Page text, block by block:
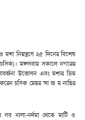
মশা নিয়ন্ত্রণে ২৫ দিনের বিশেষ
মঙ্গলবার সকালে নগরের
উত্তোলন এবং মশার ডিম
করেন চসিক মেয়র আ জ ম নাছির
সব নালা-নর্দমা থেকে মাটি ও